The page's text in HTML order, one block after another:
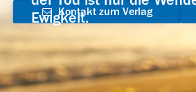
Ewigkeit.
Kontakt zum Verlag
aufnehmen